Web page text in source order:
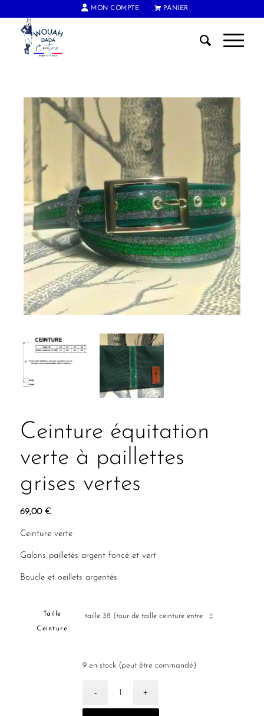
MON COMPTE PANIER
Ceinture équitation
verte à paillettes
grises vertes
69,00 €
Ceinture verte
Galons pailletés argent foncé et vert
Boucle et oeillets argentés
Taille
Ceinture
9 en stock (peut être commandé)